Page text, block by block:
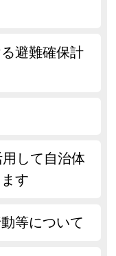
避難確保計
用して自治体
す
等について